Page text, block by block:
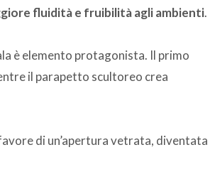
fluidità e fruibilità agli ambienti.
è elemento protagonista. Il primo
il parapetto scultoreo crea
di un’apertura vetrata, diventata